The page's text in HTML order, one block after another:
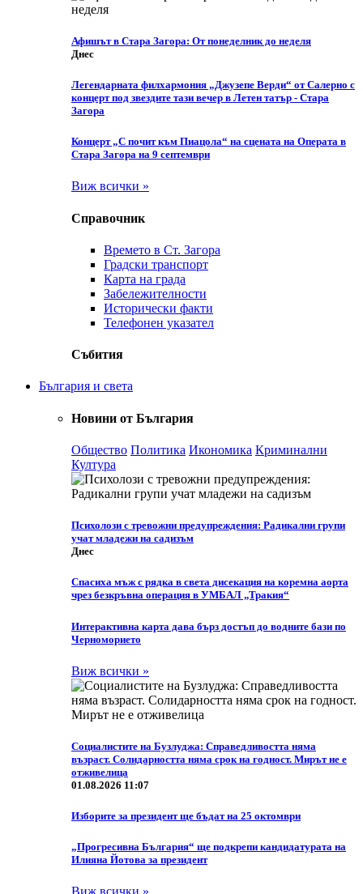
Афишът в Стара Загора: От понеделник до неделя
Днес
Легендарната филхармония „Джузепе Верди“ от Салерно с
концерт под звездите тази вечер в Летен татър - Стара
Загора
Концерт „С почит към Пиацола“ на сцената на Операта в
Стара Загора на 9 септември
Виж всички »
Справочник
Времето в Ст. Загора
Градски транспорт
Карта на града
Забележителности
Исторически факти
Телефонен указател
Събития
България и света
Новини от България
Общество Политика Икономика Криминални
Култура
Психолози с тревожни предупреждения: Радикални групи
учат младежи на садизъм
Днес
Спасиха мъж с рядка в света дисекация на коремна аорта
чрез безкръвна операция в УМБАЛ „Тракия“
Интерактивна карта дава бърз достъп до водните бази по
Черноморието
Виж всички »
Социалистите на Бузлуджа: Справедливостта няма
възраст. Солидарността няма срок на годност. Мирът не е
отживелица
01.08.2026 11:07
Изборите за президент ще бъдат на 25 октомври
„Прогресивна България“ ще подкрепи кандидатурата на
Илияна Йотова за президент